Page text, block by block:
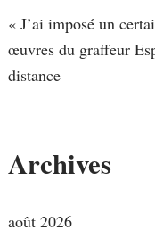
« J’ai imposé un
œuvres du graffeur
distance
Archives
août 2026